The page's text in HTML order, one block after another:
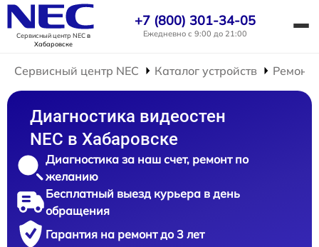
Сервисный центр NECв
Хабаровске
+7 (800) 301-34-05
Ежедневно с 9:00 до 21:00
Сервисный центр NEC Каталог устройств Ремонт
Диагностика видеостен
NEC в Хабаровске
Диагностика за наш счет, ремонт по
желанию
Бесплатный выезд курьера в день
обращения
Гарантия на ремонт до 3 лет